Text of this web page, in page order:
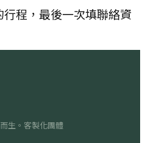
程，最後一次填聯絡資
生。客製化團體